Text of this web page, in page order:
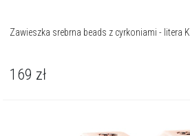
Zawieszka srebrna beads z cyrkoniami - litera K
169 zł